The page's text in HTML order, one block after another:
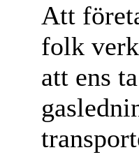
Att
folk
att ens